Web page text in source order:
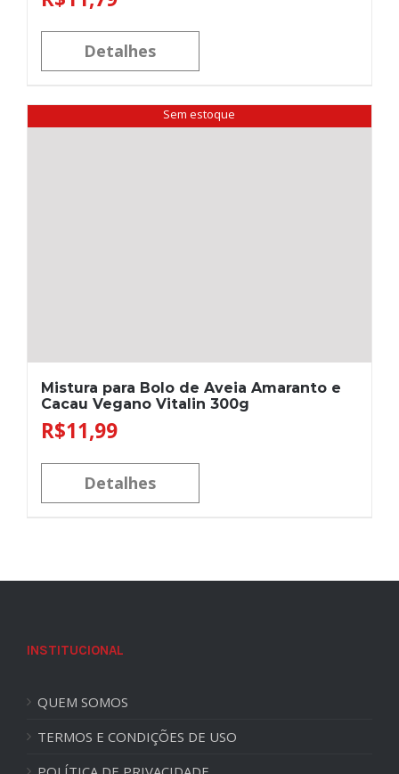
Detalhes
Sem estoque
Mistura para Bolo de Aveia Amaranto e
Cacau Vegano Vitalin 300g
R$11,99
Detalhes
INSTITUCIONAL
QUEM SOMOS
TERMOS E CONDIÇÕES DE USO